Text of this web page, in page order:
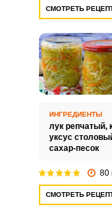
СМОТРЕТЬ
ИНГРЕДИЕНТЫ
лук репчатый,
уксус
сахар-песок
80
СМОТРЕТЬ